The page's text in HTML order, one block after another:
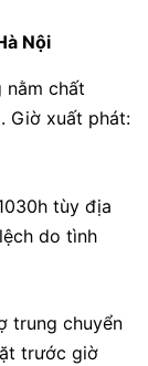
Nội
nằm chất
Giờ xuất phát:
tùy địa
do tình
trung chuyển
trước giờ